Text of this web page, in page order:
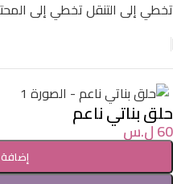
تخطي إلى التنقلتخطي إلى
الرئيسية
حلق بناتي ناعم
60ل.س